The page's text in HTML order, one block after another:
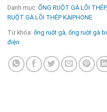
Danh mục: ỐNG RUỘT GÀ LÕI THÉP,
RUỘT GÀ LÕI THÉP KAIPHONE
Từ khóa: ống ruột gà ống ruột gà
điện